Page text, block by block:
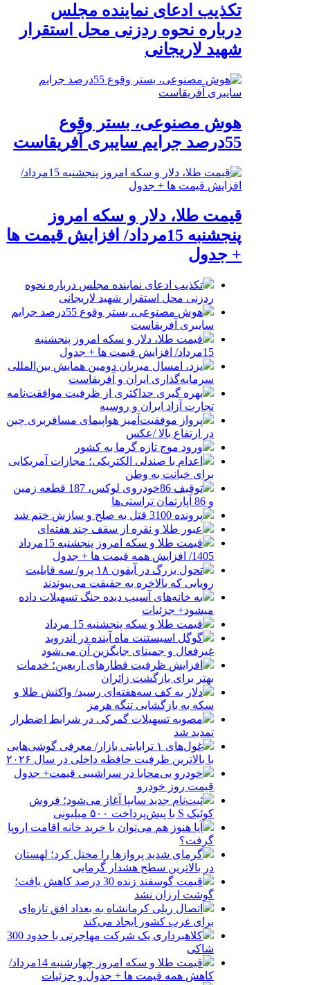
تکذیب ادعای نماینده مجلس
درباره نحوه ردزنی محل استقرار
شهید لاریجانی
هوش مصنوعی، بستر وقوع
55درصد جرایم سایبری آفریقاست
قیمت طلا، دلار و سکه امروز
پنجشنبه 15مرداد/ افزایش قیمت ها
+ جدول
تکذیب ادعای نماینده مجلس درباره نحوه
ردزنی محل استقرار شهید لاریجانی
هوش مصنوعی، بستر وقوع 55درصد جرایم
سایبری آفریقاست
قیمت طلا، دلار و سکه امروز پنجشنبه
15مرداد/ افزایش قیمت ها + جدول
یزد، امسال میزبان دومین همایش بین‌المللی
سرمایه‌گذاری ایران و آفریقاست
بهره گیری حداکثری از ظرفیت موافقت‌نامه
تجارت آزاد ایران و روسیه
پرواز موفقیت‌آمیز هواپیمای مسافربری چین
در ارتفاع بالا /عکس
ورود موج تازه گرما به کشور
اعدام با صندلی الکتریکی؛ مجازات آمریکایی
برای خیانت به وطن
توقیف 86خودروی لوکس، 187 قطعه زمین
و 86 آپارتمان تراستی‌ها
پرونده 3100 قتل به صلح و سازش ختم شد
عبور طلا و نقره از سقف چند هفته‌ای
قیمت طلا و سکه امروز پنجشنبه 15مرداد
1405/ افزایش همه قیمت ها + جدول
تحول بزرگ در آیفون ۱۸ پرو/ سه قابلیت
رویایی که بالاخره به حقیقت می‌پیوندند
به خانه‌های آسیب دیده جنگ تسهیلات داده
میشود+ جزئیات
قیمت طلا و سکه پنجشنبه 15 مرداد
گوگل اسیستنت ماه آینده در اندروید
غیرفعال و جمینای جایگزین آن می‌شود
افزایش ظرفیت قطارهای اربعین؛ خدمات
بهتر برای بازگشت زائران
دلار به کف سه‌هفته‌ای رسید/ واکنش طلا و
سکه به بازگشایی تنگه هرمز
مصوبه تسهیلات گمرکی در شرایط اضطرار
تمدید شد
غول‌های ۱ ترابایتی بازار/ معرفی گوشی‌هایی
با بالاترین ظرفیت حافظه داخلی در سال ۲۰۲۶
خودرو بی‌محابا در سراشیبی قیمت+ جدول
قیمت روز خودرو
ثبت‌نام جدید سایپا آغاز می‌شود؛ فروش
کوئیک S با پیش‌پرداخت ۵۰۰ میلیونی
آیا هنوز هم می‌توان با خرید خانه اقامت اروپا
گرفت؟
گرمای شدید پروازها را مختل کرد؛ لهستان
در بالاترین سطح هشدار گرمایی
قیمت گوسفند زنده 30 درصد کاهش یافت؛
گوشت ارزان نشد
اتصال ریلی کرمانشاه به بغداد افق تازه‌ای
برای غرب کشور ایجاد می‌کند
کلاهبرداری یک شرکت مهاجرتی با حدود 300
شاکی
قیمت طلا و سکه امروز چهارشنبه 14مرداد/
کاهش همه قیمت ها + جدول و جزئیات